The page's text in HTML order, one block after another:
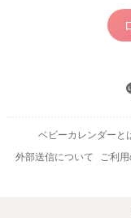
ベビーカレンダーと
外部送信について
ご利